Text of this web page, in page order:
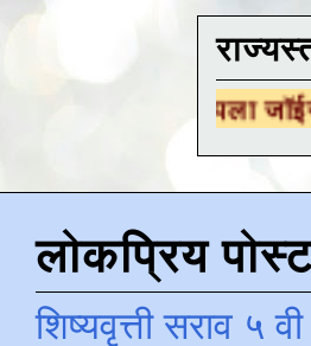
ग्रुपला जॉईन होण्यासाठी
लोकप्रिय
शिष्यवृत्ती सराव ५